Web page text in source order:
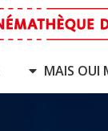
MAIS OUI